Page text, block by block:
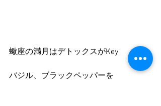
蠍座の満月はデトックスがKey
バジル、ブラックペッパーを